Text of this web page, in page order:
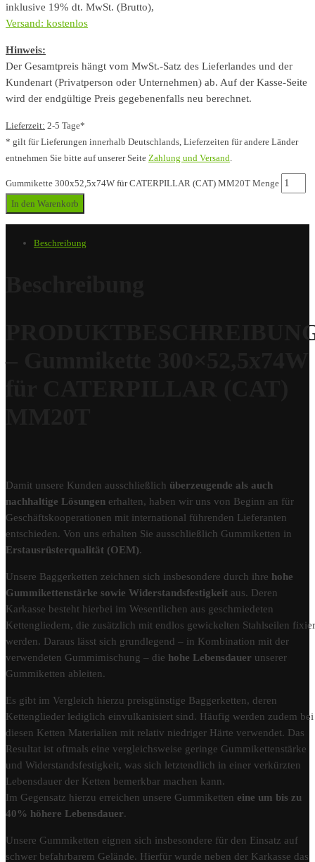
inklusive 19% dt. MwSt. (Brutto),
Versand: kostenlos
Hinweis:
Der Gesamtpreis hängt vom MwSt.-Satz des Lieferlandes und der
Kundenart (Privatperson oder Unternehmen) ab. Auf der Kasse-Seite
wird der endgültige Preis gegebenenfalls neu berechnet.
Lieferzeit: 2-5 Tage*
* gilt für Lieferungen innerhalb Deutschlands, Lieferzeiten für andere Länder
entnehmen Sie bitte auf unserer Seite Zahlung und Versand
Gummikette 300x52,5x74W für CATERPILLAR (CAT) MM20T Menge
In den Warenkorb
Beschreibung
Damit unsere Kunden ausschließlich überzeugende als auch
nachhaltige Lösungen erhalten, haben wir uns von Beginn an für
Geschäftskooperationen mit international führenden Lieferanten
entschieden. Von uns erhalten Sie ausschließlich Gummiketten in
Erstausrüsterqualität (OEM).
Unsere Baggerketten zeichnen sich insbesondere durch ihre hohe
Gummikettenstärke sowie Widerstandsfestigkeit aus. Deren
Karkasse besteht hierbei im Wesentlichen aus geschmiedeten
Kettengliedern, die zusätzlich mit endlos gewickelten Stahlseilen
werden. Daraus lässt sich grundlegend – in Kombination mit der
verwendeten Gummimischung – die hohe Lebensdauer unserer
Gummiketten ableiten.
Es gibt im Vergleich hierzu preisgünstige Baggerketten, deren
Kettenglieder lediglich einvulkanisiert sind. Häufig werden zudem bei
diesen Ketten Materialien mit relativ niedriger Härte verwendet. Das
Resultat ist oftmals eine vergleichsweise geringe Gummikettenstärke
und Widerstandsfestigkeit, was sich letztendlich in einer verkürzten
Lebensdauer der Ketten bemerkbar machen kann.
Im Gegensatz hierzu erreichen unsere Gummiketten eine um bis zu
40% höhere Lebensdauer.
Unsere Gummiketten eignen sich insbesondere für den Einsatz auf
schwer befahrbarem Gelände. Hierfür wurde neben der Karkasse das